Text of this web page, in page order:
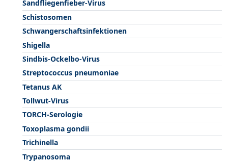
Sandfliegenfieber-Virus
Schistosomen
Schwangerschaftsinfektionen
Shigella
Sindbis-Ockelbo-Virus
Streptococcus pneumoniae
Tetanus AK
Tollwut-Virus
TORCH-Serologie
Toxoplasma gondii
Trichinella
Trypanosoma